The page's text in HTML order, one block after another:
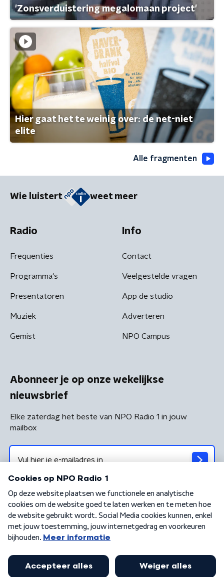
'Zonsverduistering megalomaan project'
Hier gaat het te weinig over: de net-niet
elite
Alle fragmenten
Wie luistert weet meer
Radio
Frequenties
Programma's
Presentatoren
Muziek
Gemist
Info
Contact
Veelgestelde vragen
App de studio
Adverteren
NPO Campus
Abonneer je op onze wekelijkse
nieuwsbrief
Elke zaterdag het beste van NPO Radio 1 in jouw
mailbox
Algemene voorwaarden Privacybeleid